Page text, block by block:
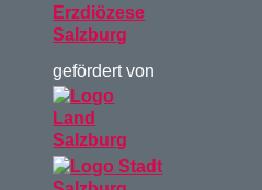
gefördert von